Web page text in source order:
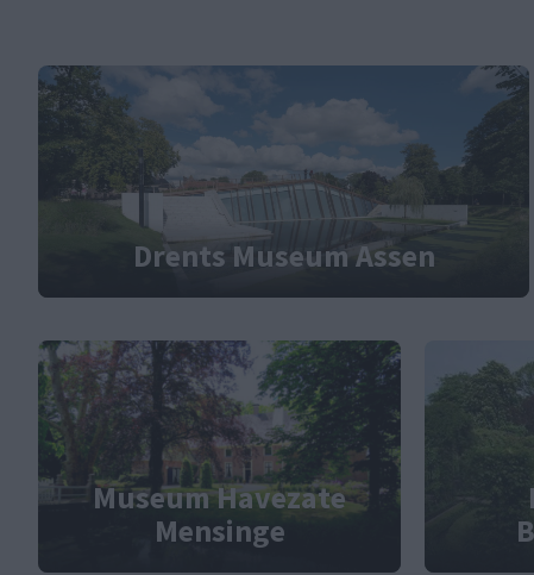
Drents Museum Assen
Museum Havezate
Mensinge